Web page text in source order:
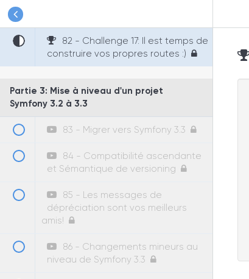
82 - Challenge 17: Il est temps de
construire vos propres routes :)
Partie 3: Mise à niveau d'un projet
Symfony 3.2 à 3.3
83 - Migrer vers Symfony 3.3
84 - Compatibilité ascendante
et Sémantique de versioning
85 - Les messages de
dépréciation sont vos meilleurs
amis!
86 - Changements mineurs au
niveau de Symfony 3.3